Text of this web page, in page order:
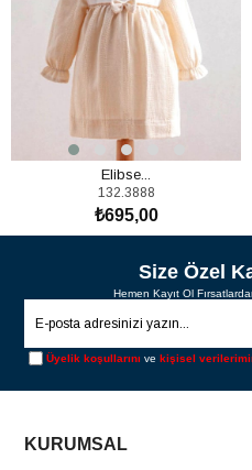
Elibse...
132.3888
₺695,00
SEPETE EKLE
Size Özel
Hemen Kayıt Ol
Üyelik koşullarını vekişisel
KURUMSAL